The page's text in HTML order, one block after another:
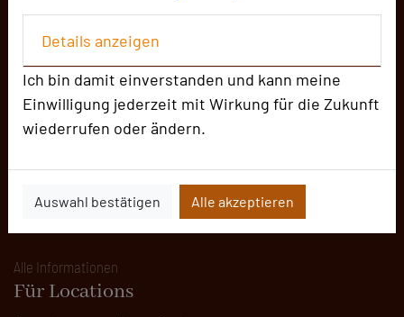
Details anzeigen
Ich bin damit einverstanden und kann meine
Einwilligung jederzeit mit Wirkung für die Zukunft
wiederrufen oder ändern.
Auswahl bestätigen Alle akzeptieren
Präsentation
Großveranstaltung
Vortrag
Incentive
Messe
Ansprechpartner
Kontakt
Alle Informationen
Für Locations